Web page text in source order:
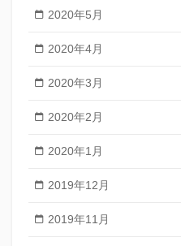
2020年5月
2020年4月
2020年3月
2020年2月
2020年1月
2019年12月
2019年11月